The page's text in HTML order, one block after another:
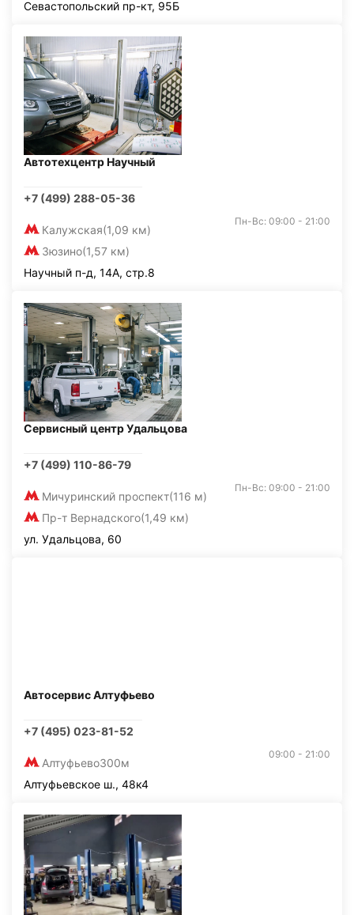
Севастопольский пр-кт, 95Б
Автотехцентр Научный
+7 (499) 288-05-36
Калужская(1,09 км)
Зюзино(1,57 км)
Пн-Вс: 09:00 - 21:00
Научный п-д, 14А, стр.8
Сервисный центр Удальцова
+7 (499) 110-86-79
Мичуринский проспект(116 м)
Пр-т Вернадского(1,49 км)
Пн-Вс: 09:00 - 21:00
ул. Удальцова, 60
Автосервис Алтуфьево
+7 (495) 023-81-52
Алтуфьево300м
09:00 - 21:00
Алтуфьевское ш., 48к4